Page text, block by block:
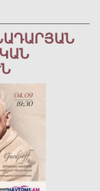
ՀՈ